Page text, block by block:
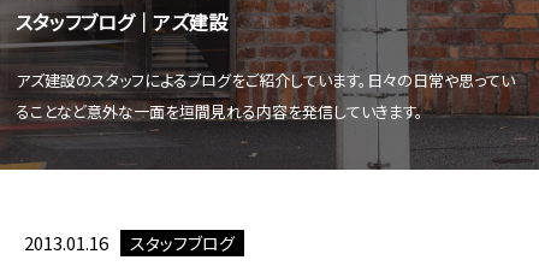
スタッフブログ│アズ建設
アズ建設のスタッフによるブログをご紹介しています。日々の日常や思ってい
ることなど意外な一面を垣間見れる内容を発信していきます。
2013.01.16 スタッフブログ